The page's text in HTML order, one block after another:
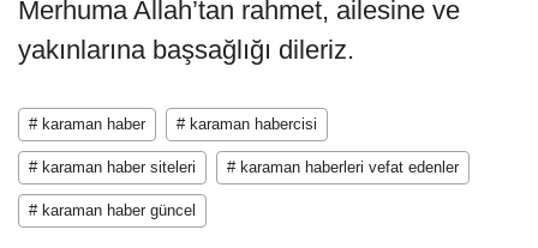
Merhuma Allah’tan rahmet, ailesine ve
yakınlarına başsağlığı dileriz.
# karaman haber # karaman habercisi
# karaman haber siteleri # karaman haberleri vefat edenler
# karaman haber güncel